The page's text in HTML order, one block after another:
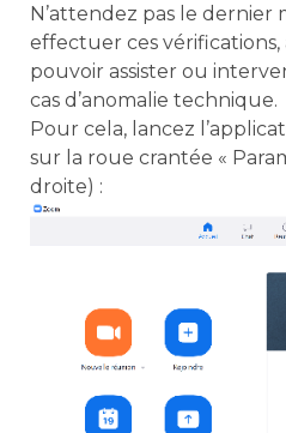
N’attendez pas le dernier
effectuer ces vérifications,
pouvoir assister ou
cas d’anomalie technique.
Pour cela, lancez
sur la roue crantée «
droite) :